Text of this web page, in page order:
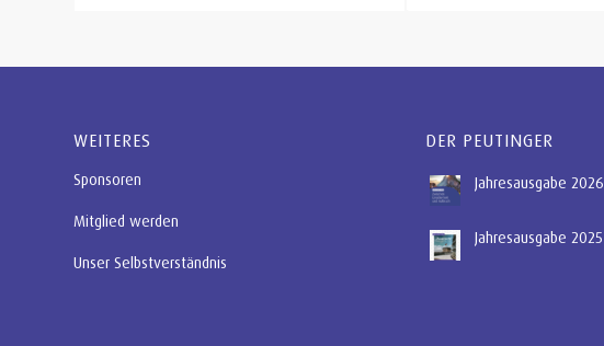
WEITERES
Sponsoren
Mitglied werden
Unser Selbstverständnis
DER PEUTINGER
Jahresausgabe 2026
Jahresausgabe 2025